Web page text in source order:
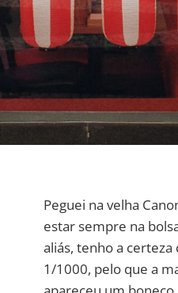
Peguei na velha
estar sempre na
aliás, tenho a
1/1000, pelo que a